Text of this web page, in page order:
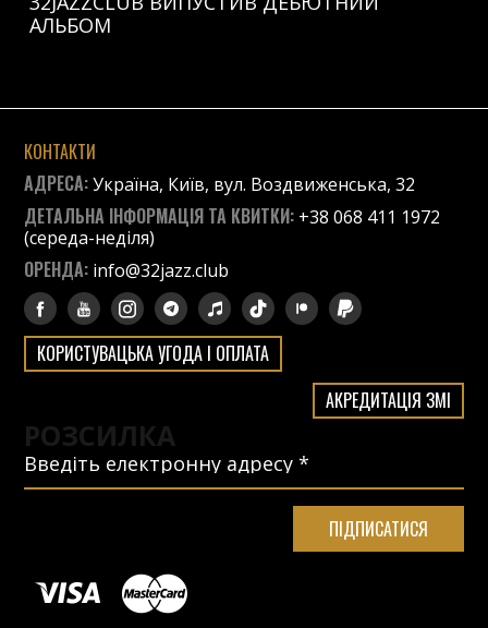
АЛЬБОМ
КОНТАКТИ
АДРЕСА:Україна, Київ, вул. Воздвиженська, 32
ДЕТАЛЬНА ІНФОРМАЦІЯ ТА КВИТКИ: +38 068 411 1972
(середа-неділя)
ОРЕНДА: info@32jazz.club
КОРИСТУВАЦЬКА УГОДА І ОПЛАТА
АКРЕДИТАЦІЯ ЗМІ
РОЗСИЛКА